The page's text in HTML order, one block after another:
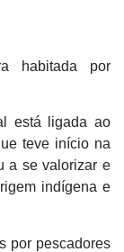
habitada por
está ligada ao
teve início na
a se valorizar e
indígena e
por pescadores